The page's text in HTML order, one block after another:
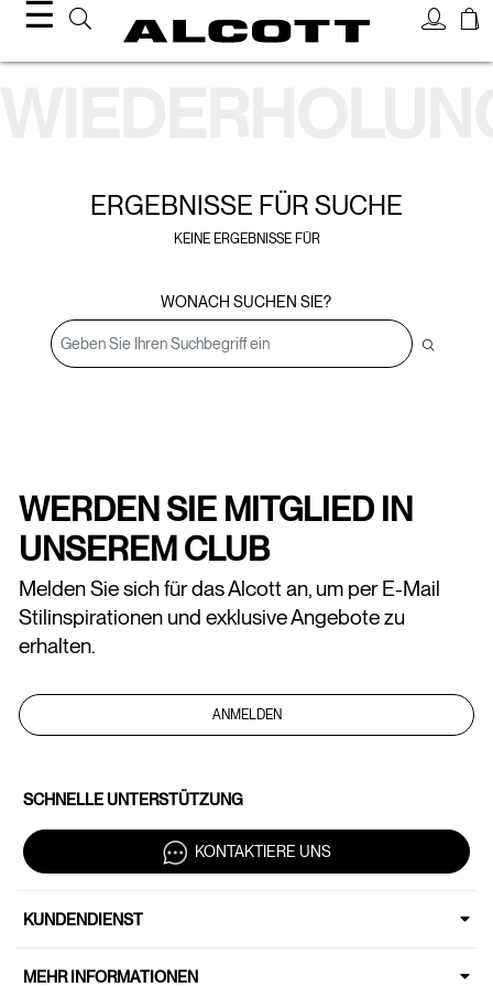
☰
ERGEBNISSE FÜR SUCHE
KEINE ERGEBNISSE FÜR
WONACH SUCHEN SIE?
WERDEN SIE MITGLIED IN
UNSEREM CLUB
Melden Sie sich für das Alcott an, um per E-Mail
Stilinspirationen und exklusive Angebote zu
erhalten.
ANMELDEN
SCHNELLE UNTERSTÜTZUNG
KONTAKTIERE UNS
KUNDENDIENST
MEHR INFORMATIONEN